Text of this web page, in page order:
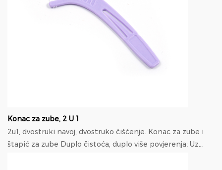
Konac za zube, 2 U 1
2u1, dvostruki navoj, dvostruko čišćenje. Konac za zube i
štapić za zube Duplo čistoća, duplo više povjerenja: Uz